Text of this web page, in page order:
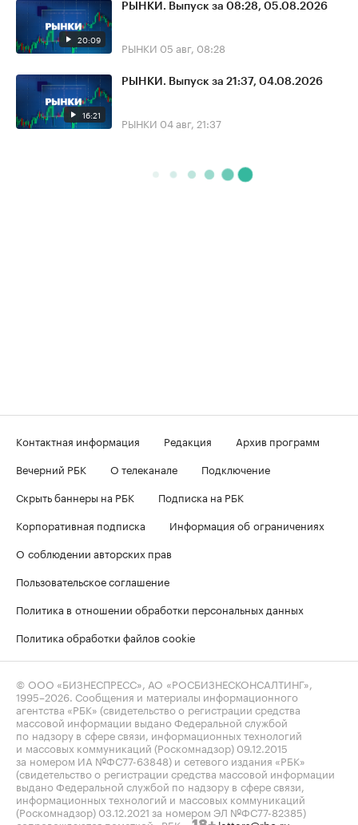
20:09
РЫНКИ. Выпуск за 08:28, 05.08.2026
РЫНКИ 05 авг, 08:28
16:21
РЫНКИ. Выпуск за 21:37, 04.08.2026
РЫНКИ 04 авг, 21:37
Контактная информация Редакция
Архив программ
Вечерний РБК
О телеканале
Подключение
Скрыть баннеры на РБК
Подписка на РБК
Корпоративная подписка
Информация об ограничениях
О соблюдении авторских прав
Пользовательское соглашение
Политика в отношении обработки персональных данных
Политика обработки файлов cookie
© ООО «БИЗНЕСПРЕСС», АО «РОСБИЗНЕСКОНСАЛТИНГ»,
1995–2026 . Сообщения и материалы информационного
агентства «РБК» (свидетельство о регистрации средства
массовой информации выдано Федеральной службой
по надзору в сфере связи, информационных технологий
и массовых коммуникаций (Роскомнадзор) 09.12.2015
за номером ИА №ФС77-63848) и сетевого издания «РБК»
(свидетельство о регистрации средства массовой информации
выдано Федеральной службой по надзору в сфере связи,
информационных технологий и массовых коммуникаций
(Роскомнадзор) 03.12.2021 за номером ЭЛ №ФС77-82385)